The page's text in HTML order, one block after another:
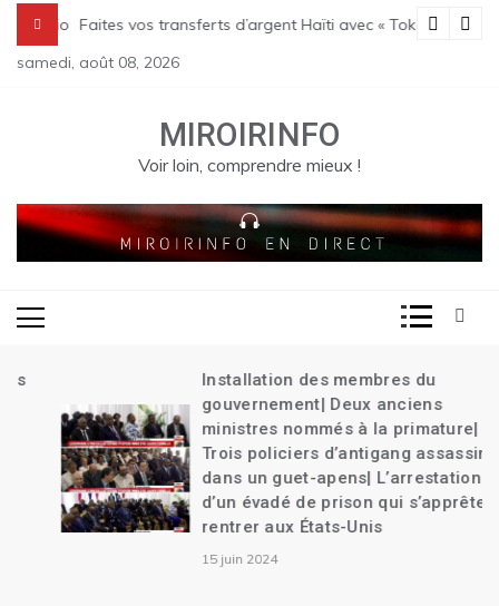
content
Le bilan des massacres de Pont Sondé s’alourdit| La
Faites vos transferts d’argent Haïti avec « Tokay »
samedi, août 08, 2026
MIROIRINFO
Voir loin, comprendre mieux !
Installation des membres du
gouvernement| Deux anciens
ministres nommés à la primature|
Trois policiers d’antigang assassinés
dans un guet-apens| L’arrestation
d’un évadé de prison qui s’apprête à
rentrer aux États-Unis
15 juin 2024